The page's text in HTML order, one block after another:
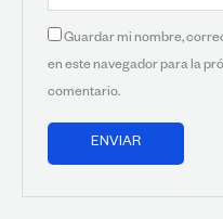
Guardar mi nombre,
en este navegador para la
comentario.